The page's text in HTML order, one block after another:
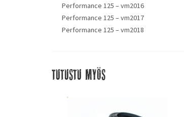
Performance 125 – vm2016
Performance 125 – vm2017
Performance 125 – vm2018
Tutustu myös